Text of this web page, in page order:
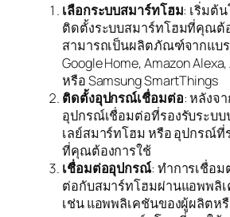
เลือกระบบสมาร์ทโฮม: เริ่มต้
ติดตั้งระบบสมาร์ทโฮมที่คุณต้
สามารถเป็นผลิตภัณฑ์จากแบ
Google Home, Amazon
หรือ Samsung SmartThings
ติดตั้งอุปกรณ์เชื่อมต่อ: หลังจ
อุปกรณ์เชื่อมต่อที่รองรับระบบ
เลย์สมาร์ทโฮม หรือ อุปกรณ์ที่
ที่คุณต้องการใช้
เชื่อมต่ออุปกรณ์: ทำการเชื่อ
ต่อกับสมาร์ทโฮมผ่านแอพพลิ
เช่น แอพพลิเคชันของผู้ผลิตห